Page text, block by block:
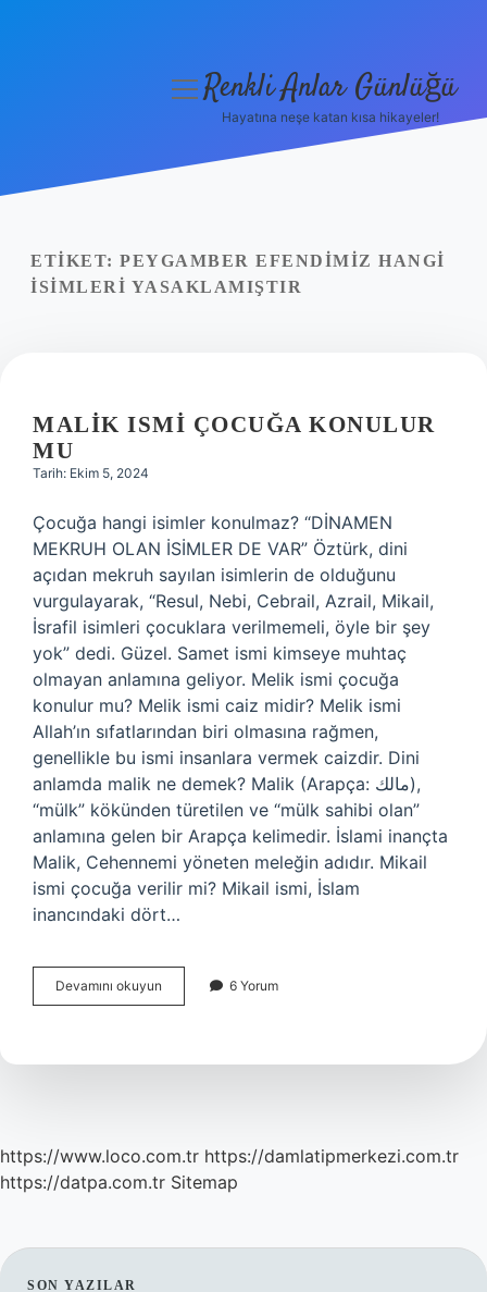
Yasal Uyarı
menüyüRenkli Anlar Günlüğü
Hayatına neşe katan kısa hikayeler!
ETIKET: PEYGAMBER EFENDIMIZ HANGI
ISIMLERI YASAKLAMIŞTIR
MALIK ISMI ÇOCUĞA KONULUR
MU
Tarih: Ekim 5, 2024
Çocuğa hangi isimler konulmaz? “DİNAMEN
MEKRUH OLAN İSİMLER DE VAR” Öztürk, dini
açıdan mekruh sayılan isimlerin de olduğunu
vurgulayarak, “Resul, Nebi, Cebrail, Azrail, Mikail,
İsrafil isimleri çocuklara verilmemeli, öyle bir şey
yok” dedi. Güzel. Samet ismi kimseye muhtaç
olmayan anlamına geliyor. Melik ismi çocuğa
konulur mu? Melik ismi caiz midir? Melik ismi
Allah’ın sıfatlarından biri olmasına rağmen,
genellikle bu ismi insanlara vermek caizdir. Dini
anlamda malik ne demek? Malik (Arapça: مالك),
“mülk” kökünden türetilen ve “mülk sahibi olan”
anlamına gelen bir Arapça kelimedir. İslami inançta
Malik, Cehennemi yöneten meleğin adıdır. Mikail
ismi çocuğa verilir mi? Mikail ismi, İslam
inancındaki dört…
Devamını okuyun
Ismi
Mu
6 Yorum
https://www.loco.com.tr https://damlatipmerkezi.com.tr
https://datpa.com.tr Sitemap
SON YAZILAR